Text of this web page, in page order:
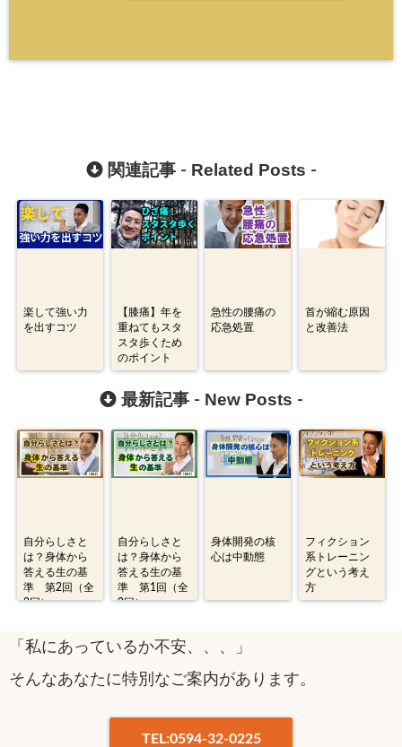
関連記事 - Related Posts -
楽して強い力
を出すコツ
【膝痛】年を
重ねてもスタ
スタ歩くため
のポイント
急性の腰痛の
応急処置
首が縮む原因
と改善法
最新記事 - New Posts -
自分らしさと
は？身体から
答える生の基
準 第2回（全
2回）
自分らしさと
は？身体から
答える生の基
準 第1回（全
2回）
身体開発の核
心は中動態
フィクション
系トレーニン
グという考え
方
「私にあっているか不安、、、」
そんなあなたに特別なご案内があります。
TEL:0594-32-0225